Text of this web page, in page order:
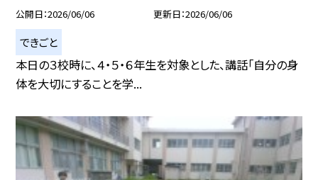
公開日 2026/06/06 更新日 2026/06/06
できごと
本日の３校時に、４・５・６年生を対象とした、講話「自分の身
体を大切にすることを学...